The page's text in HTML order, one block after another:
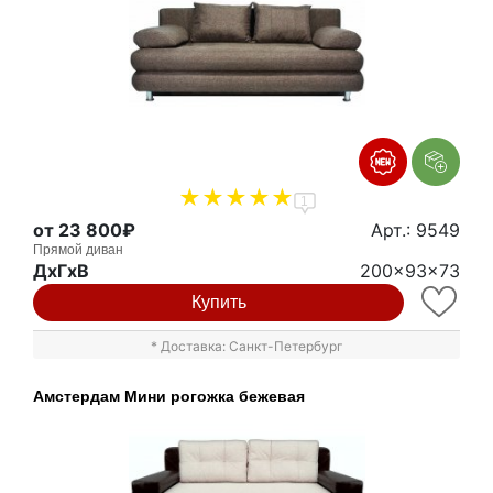
1
от 23 800₽ Арт.: 9549
Прямой диван
ДxГxВ 200x93x73
Купить
* Доставка: Санкт-Петербург
Амстердам Мини рогожка бежевая